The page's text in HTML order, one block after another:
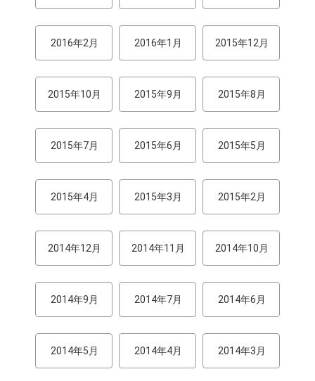
2016年2月 2016年1月 2015年12月
2015年10月 2015年9月 2015年8月
2015年7月 2015年6月 2015年5月
2015年4月 2015年3月 2015年2月
2014年12月 2014年11月 2014年10月
2014年9月 2014年7月 2014年6月
2014年5月 2014年4月 2014年3月